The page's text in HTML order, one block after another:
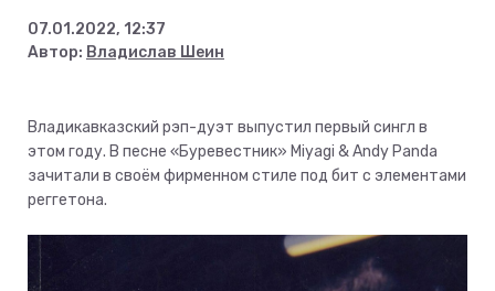
07.01.2022, 12:37
Автор: Владислав Шеин
Владикавказский рэп-дуэт выпустил первый сингл в
этом году. В песне «Буревестник» Miyagi & Andy Panda
зачитали в своём фирменном стиле под бит с элементами
реггетона.